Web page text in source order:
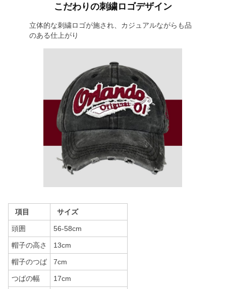
こだわりの刺繍ロゴデザイン
立体的な刺繍ロゴが施され、カジュアルながらも品
のある仕上がり
項目 サイズ
頭囲 56-58cm
帽子の高さ 13cm
帽子のつば 7cm
つばの幅 17cm